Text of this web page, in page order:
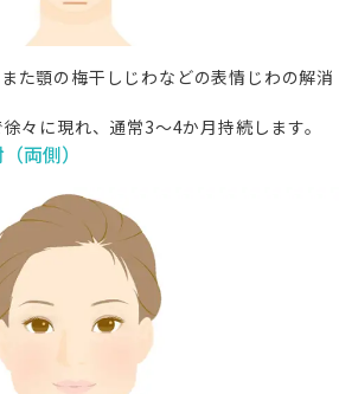
た顎の梅干しじわなどの表情じわの解消
々に現れ、通常3～4か月持続します。
両側）